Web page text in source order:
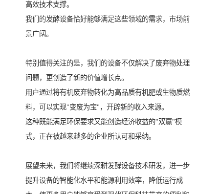
高效技术支撑。
我们的发酵设备恰好能够满足这些领域的需求，市场前
景广阔。
特别值得关注的是，我们的设备不仅解决了废弃物处理
问题，更创造了新的价值增长点。
用户通过将有机废弃物转化为高品质有机肥或生物质燃
料，可以实现"变废为宝"，开辟新的收入来源。
这种既能满足环保要求又能创造经济收益的"双赢"模
式，正在被越来越多的企业所认可和采纳。
展望未来，我们将继续深耕发酵设备技术研发，进一步
提升设备的智能化水平和能源利用效率，降低运行成